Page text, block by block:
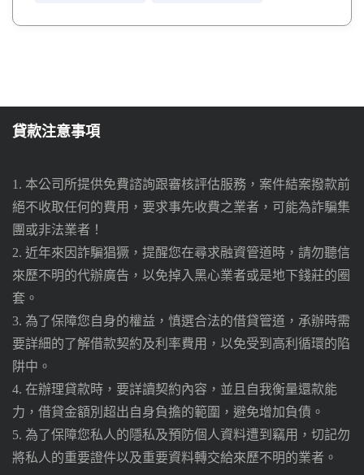
貸款注意事項
1. 本公司所提供免費諮詢跟審核評估服務，案件結案撥款前
絕不收取任何的費用，要求事先收費之業者，可能為詐騙集
團或非法業者！
2. 近年來因詐騙猖獗，提醒您在尋求融資管道時，請勿聽信
來歷不明的代辦廣告，以免掉入黑心業者或是地下錢莊的圈
套。
3. 為了保障您自身的權益，慎選合法的借貸管道，承辦時需
要詳細的了解借款契約及利率費用，以免受到高利循環的陷
阱中。
4. 在辦理貸款時，要詳讀契約內容，並且自我衡量還款能
力，借貸金額別超出自身負擔的範圍，避免增加負債。
5. 為了保障您私人的隱私及預防個人資料遭到竊用，切記勿
將私人的重要證件以及重要資料轉交給來歷不明的業者。